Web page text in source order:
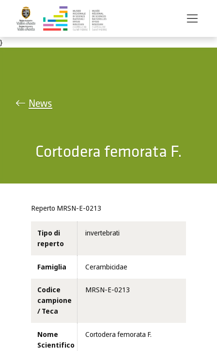
Salta al contenuto principale
}
News
Cortodera femorata F.
Reperto MRSN-E-0213
Tipo di
reperto
invertebrati
Famiglia Cerambicidae
Codice
campione
/ Teca
MRSN-E-0213
Nome
Scientifico
Cortodera femorata F.